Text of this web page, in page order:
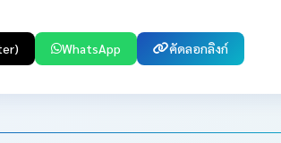
WhatsApp คัดลอกลิงก์